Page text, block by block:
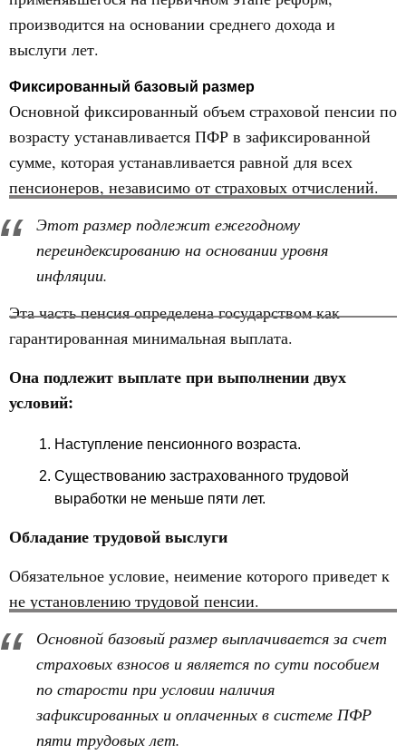
производится на основании среднего дохода и
выслуги лет.
Фиксированный базовый размер
Основной фиксированный объем страховой пенсии по
возрасту устанавливается ПФР в зафиксированной
сумме, которая устанавливается равной для всех
пенсионеров, независимо от страховых отчислений.
Этот размер подлежит ежегодному
переиндексированию на основании уровня
инфляции.
Эта часть пенсия определена государством как
гарантированная минимальная выплата.
Она подлежит выплате при выполнении двух
условий:
Наступление пенсионного возраста.
Существованию застрахованного трудовой
выработки не меньше пяти лет.
Обладание трудовой выслуги
Обязательное условие, неимение которого приведет к
не установлению трудовой пенсии.
Основной базовый размер выплачивается за счет
страховых взносов и является по сути пособием
по старости при условии наличия
зафиксированных и оплаченных в системе ПФР
пяти трудовых лет.